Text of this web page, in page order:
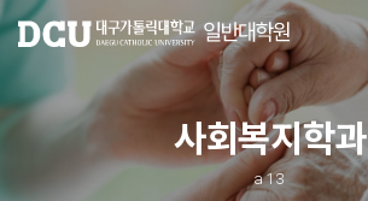
사회복지학과
a13